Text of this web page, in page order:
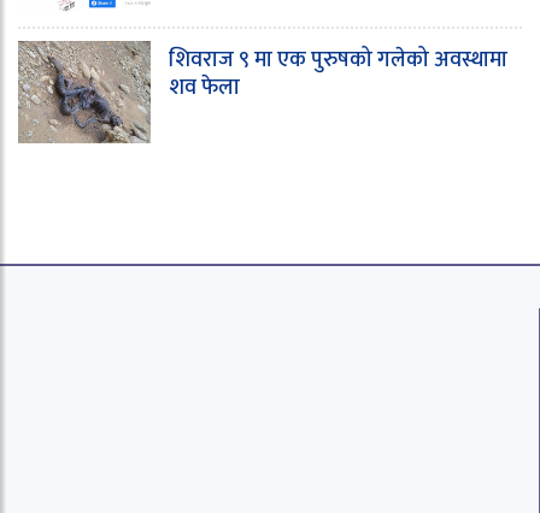
शिवराज ९ मा एक पुरुषको गलेको अवस्थामा
शव फेला